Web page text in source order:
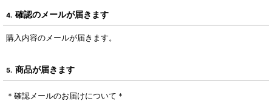
4. 確認のメールが届きます
購入内容のメールが届きます。
5. 商品が届きます
＊確認メールのお届けについて＊